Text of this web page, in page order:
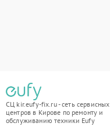
СЦ kir.eufy-fix.ru - сеть сервисных
центров в Кирове по ремонту и
обслуживанию техники Eufy